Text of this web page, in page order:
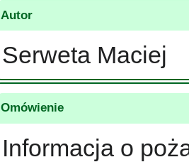
Autor
Serweta Maciej
Omówienie
Informacja o